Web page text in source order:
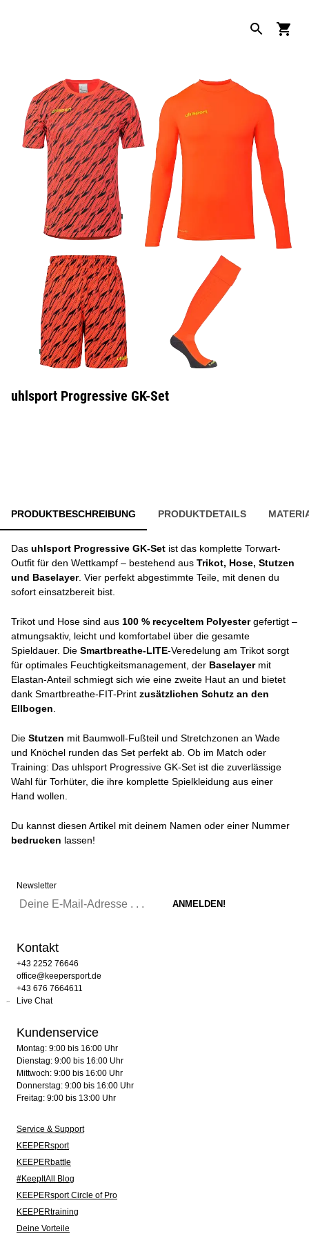
uhlsport Progressive GK-Set
PRODUKTBESCHREIBUNG PRODUKTDETAILS
Das uhlsport Progressive GK-Set ist das komplette Torwart-
Outfit für den Wettkampf – bestehend aus Trikot, Hose, Stutzen
und Baselayer. Vier perfekt abgestimmte Teile, mit denen du
sofort einsatzbereit bist.
Trikot und Hose sind aus 100 % recyceltem Polyestergefertigt –
atmungsaktiv, leicht und komfortabel über die gesamte
Spieldauer. Die Smartbreathe-LITE-Veredelung am Trikot sorgt
für optimales Feuchtigkeitsmanagement, der Baselayermit
Elastan-Anteil schmiegt sich wie eine zweite Haut an und bietet
dank Smartbreathe-FIT-Print zusätzlichen Schutz an den
Ellbogen
Die Stutzen mit Baumwoll-Fußteil und Stretchzonen an Wade
und Knöchel runden das Set perfekt ab. Ob im Match oder
Training: Das uhlsport Progressive GK-Set ist die zuverlässige
Wahl für Torhüter, die ihre komplette Spielkleidung aus einer
Hand wollen.
Du kannst diesen Artikel mit deinem Namen oder einer Nummer
bedrucken lassen!
Newsletter
Kontakt
+43 2252 76646
office@keepersport.de
+43 676 7664611
Live Chat
Kundenservice
Montag: 9:00 bis 16:00 Uhr
Dienstag: 9:00 bis 16:00 Uhr
Mittwoch: 9:00 bis 16:00 Uhr
Donnerstag: 9:00 bis 16:00 Uhr
Freitag: 9:00 bis 13:00 Uhr
Service & Support
KEEPERsport
KEEPERbattle
#KeepItAll Blog
KEEPERsport Circle of Pro
KEEPERtraining
Deine Vorteile